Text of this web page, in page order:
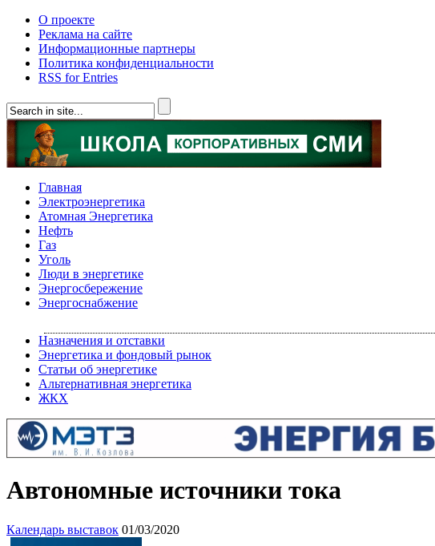
О проекте
Реклама на сайте
Информационные партнеры
Политика конфиденциальности
RSS for Entries
Главная
Электроэнергетика
Атомная Энергетика
Нефть
Газ
Уголь
Люди в энергетике
Энергосбережение
Энергоснабжение
Назначения и отставки
Энергетика и фондовый рынок
Статьи об энергетике
Альтернативная энергетика
ЖКХ
Автономные источники тока
Календарь выставок 01/03/2020